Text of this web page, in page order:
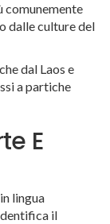
comunemente
dalle culture del
dal Laos e
a partiche
E
lingua
il